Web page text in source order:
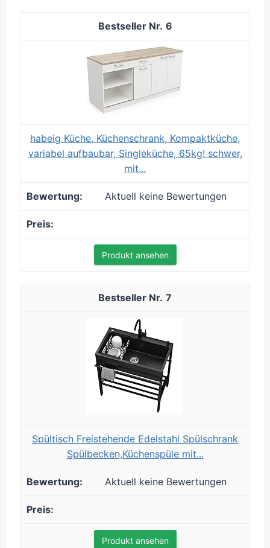
6
habeig Küche, Küchenschrank, Kompaktküche,
variabel aufbaubar, Singleküche, 65kg! schwer,
mit...
Aktuell keine Bewertungen
Produkt ansehen
7
Spültisch Freistehende Edelstahl Spülschrank
Spülbecken,Küchenspüle mit...
Aktuell keine Bewertungen
Produkt ansehen